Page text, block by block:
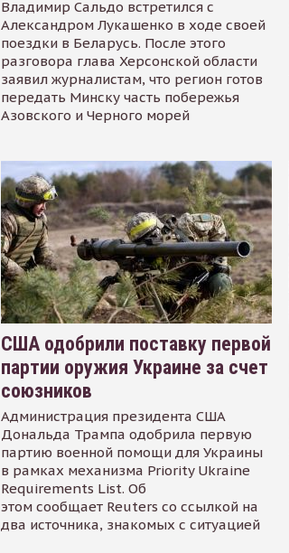
Владимир Сальдо встретился с
Александром Лукашенко в ходе своей
поездки в Беларусь. После этого
разговора глава Херсонской области
заявил журналистам, что регион готов
передать Минску часть побережья
Азовского и Черного морей
США одобрили поставку первой
партии оружия Украине за счет
союзников
Администрация президента США
Дональда Трампа одобрила первую
партию военной помощи для Украины
в рамках механизма Priority Ukraine
Requirements List. Об
этом сообщает Reuters со ссылкой на
два источника, знакомых с ситуацией